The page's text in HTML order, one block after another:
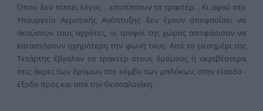
Όπου δεν πίπτει λόγος …επιπίπτουν τα τρακτέρ… Κι αφού στο
Υπουργείο Αγροτικής Ανάπτυξης δεν έχουν αποφασίσει να
ακούσουν τους αγρότες, οι τροφοί της χώρας αποφάσισαν να
καταστήσουν ηχηρότερη την φωνή τους. Από το μεσημέρι της
Τετάρτης έβγαλαν τα τρακτέρ στους δρόμους ή ακριβέστερα
στις άκρες των δρόμων στο κόμβο των μπλόκων, στην είσοδο -
έξοδο προς και από την Θεσσαλονίκη.